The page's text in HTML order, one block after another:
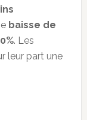
baisse de
. Les
leur part une